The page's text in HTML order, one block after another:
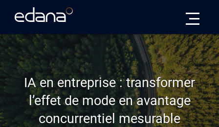
IA en entreprise : transformer
l’effet de mode en avantage
concurrentiel mesurable